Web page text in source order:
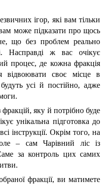
ігор, які вам тільки
може підказати про щось
що без проблем реально
Насправді ж вас очікує
процес, де кожна фракція
відвоювати своє місце в
усі й постійно, адже
яку й потрібно буде
унікальна підготовка до
інструкції. Окрім того, на
– сам Чарівний ліс із
за контроль цих самих
фракції, ви матимете